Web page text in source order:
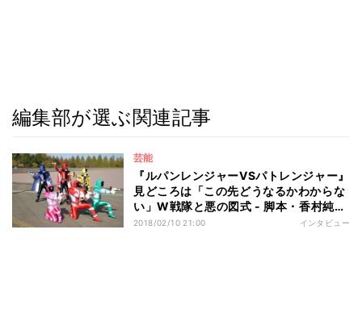
編集部が選ぶ関連記事
芸能
『ルパンレンジャーVSパトレンジャー』
見どころは「この先どうなるかわからな
い」W戦隊と悪の図式 - 脚本・香村純子
氏を直撃
2018/02/10 21:00 インタビュー